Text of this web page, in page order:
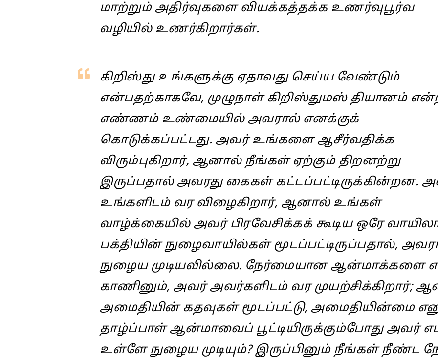
மாற்றும் அதிர்வுகளை வியக்கத்தக்க உணர்வுபூர்வ
வழியில் உணர்கிறார்கள்.
கிறிஸ்து உங்களுக்கு ஏதாவது செய்ய வேண்டும்
என்பதற்காகவே, முழுநாள் கிறிஸ்துமஸ் தியானம்
எண்ணம் உண்மையில் அவரால் எனக்குக்
கொடுக்கப்பட்டது. அவர் உங்களை ஆசீர்வதிக்க
விரும்புகிறார், ஆனால் நீங்கள் ஏற்கும் திறனற்று
இருப்பதால் அவரது கைகள் கட்டப்பட்டிருக்கின்றன.
உங்களிடம் வர விழைகிறார், ஆனால் உங்கள்
வாழ்க்கையில் அவர் பிரவேசிக்கக் கூடிய ஒரே
பக்தியின் நுழைவாயில்கள் மூடப்பட்டிருப்பதால்,
நுழைய முடியவில்லை. நேர்மையான ஆன்மாக்களை
காணினும், அவர் அவர்களிடம் வர முயற்சிக்கிறார்;
அமைதியின் கதவுகள் மூடப்பட்டு, அமைதியின்மை
தாழ்ப்பாள் ஆன்மாவைப் பூட்டியிருக்கும்போது அவர்
உள்ளே நுழைய முடியும்? இருப்பினும் நீங்கள் நீண்ட